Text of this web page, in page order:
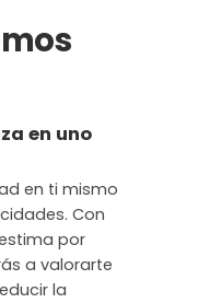
en uno
en ti mismo
Con
por
a valorarte
la